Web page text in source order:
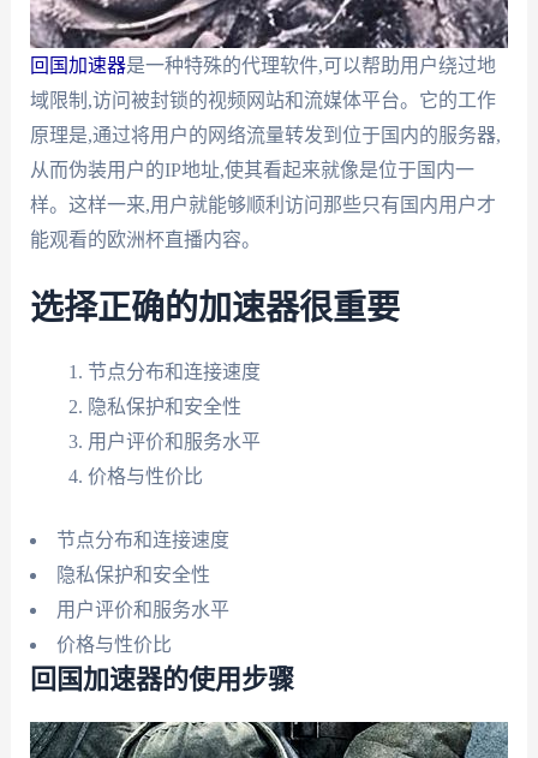
回国加速器是一种特殊的代理软件,可以帮助用户绕过地
域限制,访问被封锁的视频网站和流媒体平台。它的工作
原理是,通过将用户的网络流量转发到位于国内的服务器,
从而伪装用户的IP地址,使其看起来就像是位于国内一
样。这样一来,用户就能够顺利访问那些只有国内用户才
能观看的欧洲杯直播内容。
选择正确的加速器很重要
节点分布和连接速度
隐私保护和安全性
用户评价和服务水平
价格与性价比
节点分布和连接速度
隐私保护和安全性
用户评价和服务水平
价格与性价比
回国加速器的使用步骤